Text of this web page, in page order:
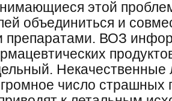
этой
объединиться и
ВОЗ
число страшных